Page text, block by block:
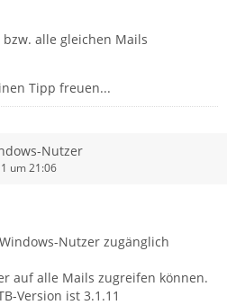
alle gleichen Mails
Tipp freuen...
Nutzer
um 21:06
Nutzer zugänglich
auf alle Mails zugreifen können.
Version ist 3.1.11